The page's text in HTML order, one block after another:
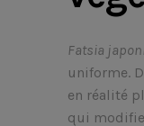
Fatsia
uniforme.
en réalité
qui